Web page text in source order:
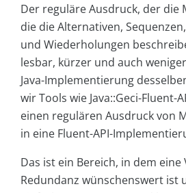
Der reguläre Ausdruck, der die
die die Alternativen,
und Wiederholungen
lesbar, kürzer und auch
Java-Implementierung
wir Tools wie Java::Geci-Fluent-
einen regulären Ausdruck von
in eine Fluent-API-
Das ist ein Bereich, in dem
Redundanz wünschenswert ist